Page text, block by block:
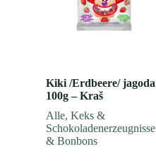
Kiki /Erdbeere/ jagoda
100g – Kraš
Alle, Keks &
Schokoladenerzeugnisse
& Bonbons